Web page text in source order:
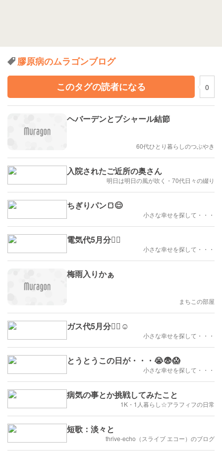
膠原病のムラゴンブログ
このタグの読者になる
0
ヘバーデンとブシャール結節
60代ひとり暮らしのつぶやき
入院されたご近所の奥さん
明日は明日の風が吹く・70代日々の綴り
ちぎりパン🍞😊
小さな幸せを探して・・・
電気代5月分😮‍💨
小さな幸せを探して・・・
梅雨入りかぁ
まちこの部屋
ガス代5月分😮‍💨☺️
小さな幸せを探して・・・
とうとうこの日が・・・😭😨😱
小さな幸せを探して・・・
病気の事とか挑戦してみたこと
1K・1人暮らし☆アラフィフの日常
短歌：淡々と
thrive-echo（スライブ エコー）のブログ